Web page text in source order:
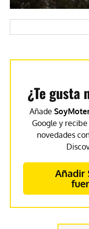
¿Te gusta
Añade
Google y
novedades
Añadir